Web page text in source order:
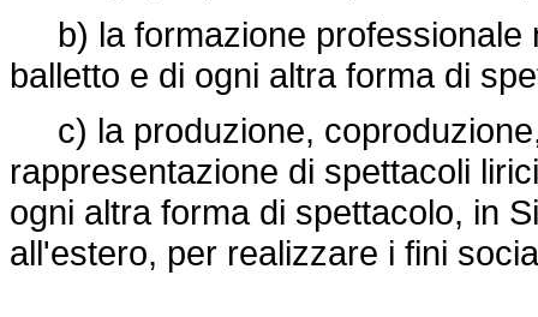
b) la formazione professionale
balletto e di ogni altra forma di
c) la produzione,
rappresentazione di spettacoli
ogni altra forma di spettacolo, in
all'estero, per realizzare i fini